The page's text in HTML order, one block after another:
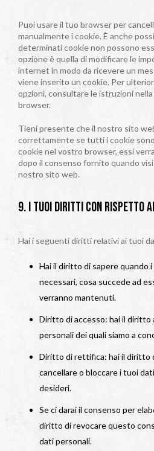
Puoi usare il tuo browser per
manualmente i cookie. È anche
determinati cookie non possono
opzione è quella di modificare le
internet in modo da ricevere un
viene inserito un cookie. Per
opzioni, consultare le istruzioni
browser.
Tieni presente che il nostro sito
correttamente se tutti i cookie
cookie nel vostro browser, essi
dopo il consenso fornito quando
nostro sito web.
9. I tuoi diritti con rispetto
Hai i seguenti diritti relativi ai tuoi
Hai il diritto di sapere quando
necessari, cosa succede ad
verranno mantenuti.
Diritto di accesso: hai il diritto
personali dei quali siamo a
Diritto di rettifica: hai il diritto
cancellare o bloccare i tuoi
desideri.
Se ci darai il consenso per
diritto di revocare questo
dati personali.